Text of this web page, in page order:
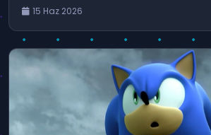
15 Haz 2026